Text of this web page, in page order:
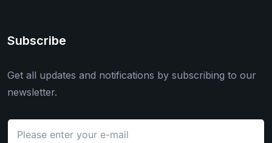
Subscribe
Get all updates and notifications by subscribing to our
newsletter.